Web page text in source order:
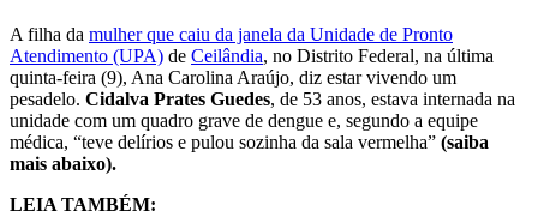
A filha da mulher que caiu da janela da Unidade de Pronto
Atendimento (UPA) de Ceilândia, no Distrito Federal, na última
quinta-feira (9), Ana Carolina Araújo, diz estar vivendo um
pesadelo. Cidalva Prates Guedes, de 53 anos, estava internada na
unidade com um quadro grave de dengue e, segundo a equipe
médica, “teve delírios e pulou sozinha da sala vermelha” (saiba
mais abaixo).
LEIA TAMBÉM: